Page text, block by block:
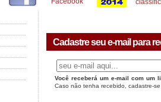
Cadastre seu e-mail para
Você receberá um e-mail com um
Caso não tenha recebido, cadastre-